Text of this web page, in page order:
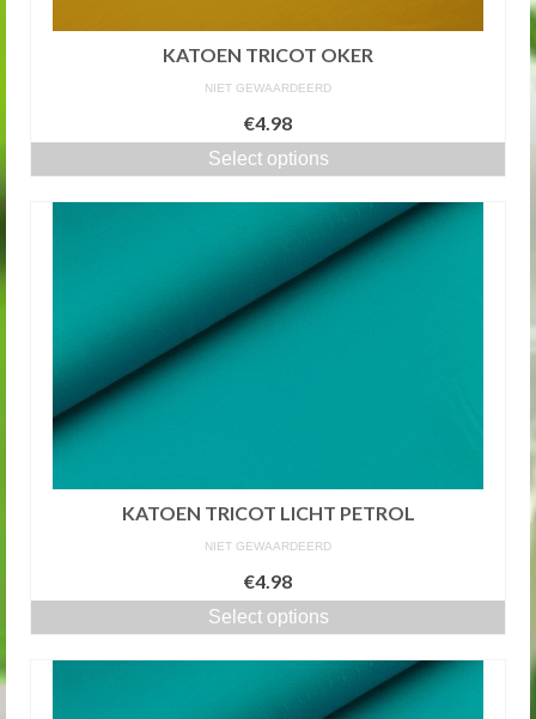
KATOEN TRICOT OKER
NIET GEWAARDEERD
€4.98
Select options
KATOEN TRICOT LICHT PETROL
NIET GEWAARDEERD
€4.98
Select options